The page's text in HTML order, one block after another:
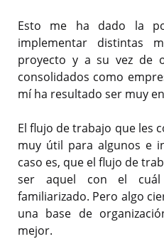
Esto me ha dado la
implementar distintas
proyecto y a su vez de
consolidados como
mí ha resultado ser muy
El flujo de trabajo que les
muy útil para algunos e
caso es, que el flujo de
ser aquel con el
familiarizado. Pero algo
una base de
mejor.